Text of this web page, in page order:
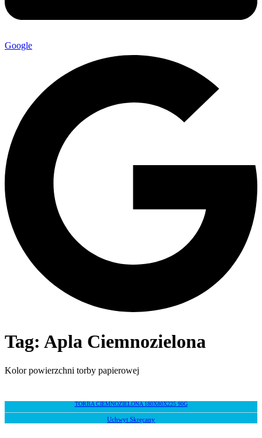
Google
Tag: Apla Ciemnozielona
Kolor powierzchni torby papierowej
TORBA CIEMNOZIELONA 180X80X225 90G
Uchwyt Skręcany